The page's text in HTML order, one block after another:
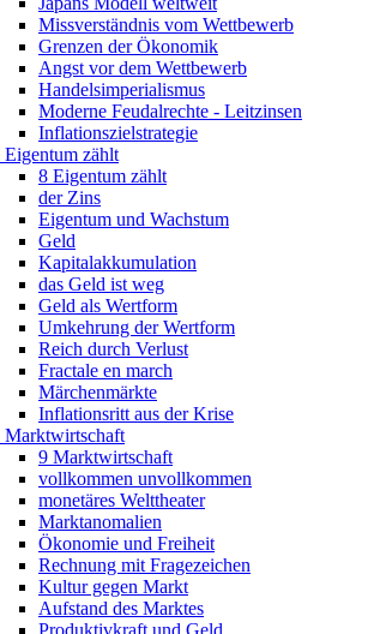
Missverständnis vom Wettbewerb
Grenzen der Ökonomik
Angst vor dem Wettbewerb
Handelsimperialismus
Moderne Feudalrechte - Leitzinsen
Inflationszielstrategie
Eigentum zählt
8 Eigentum zählt
der Zins
Eigentum und Wachstum
Geld
Kapitalakkumulation
das Geld ist weg
Geld als Wertform
Umkehrung der Wertform
Reich durch Verlust
Fractale en march
Märchenmärkte
Inflationsritt aus der Krise
Marktwirtschaft
9 Marktwirtschaft
vollkommen unvollkommen
monetäres Welttheater
Marktanomalien
Ökonomie und Freiheit
Rechnung mit Fragezeichen
Kultur gegen Markt
Aufstand des Marktes
Produktivkraft und Geld